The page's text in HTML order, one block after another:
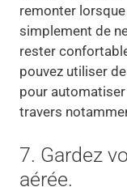
remonter
simplement de
rester
pouvez utiliser
pour
travers
7. Gardez
aérée.